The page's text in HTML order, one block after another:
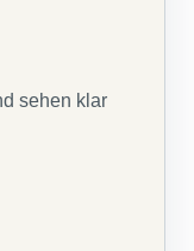
sehen klar